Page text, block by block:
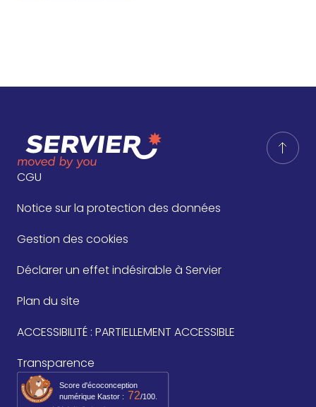
CGU
Notice sur la protection des données
Gestion des cookies
Déclarer un effet indésirable à Servier
Plan du site
ACCESSIBILITÉ : PARTIELLEMENT ACCESSIBLE
Transparence
Score d'écoconception
numérique Kastor : 72/100.